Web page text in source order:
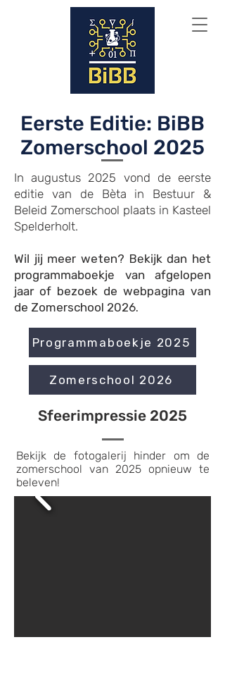
Eerste Editie: BiBB
Zomerschool 2025
In augustus 2025 vond de eerste
editie van de Bèta in Bestuur &
Beleid Zomerschool plaats in Kasteel
Spelderholt.
Wil jij meer weten? Bekijk dan het
programmaboekje van afgelopen
jaar of bezoek de webpagina van
de Zomerschool 2026.
Programmaboekje 2025
Zomerschool 2026
Sfeerimpressie 2025
​Bekijk de fotogalerij hinder om de
zomerschool van 2025 opnieuw te
beleven!